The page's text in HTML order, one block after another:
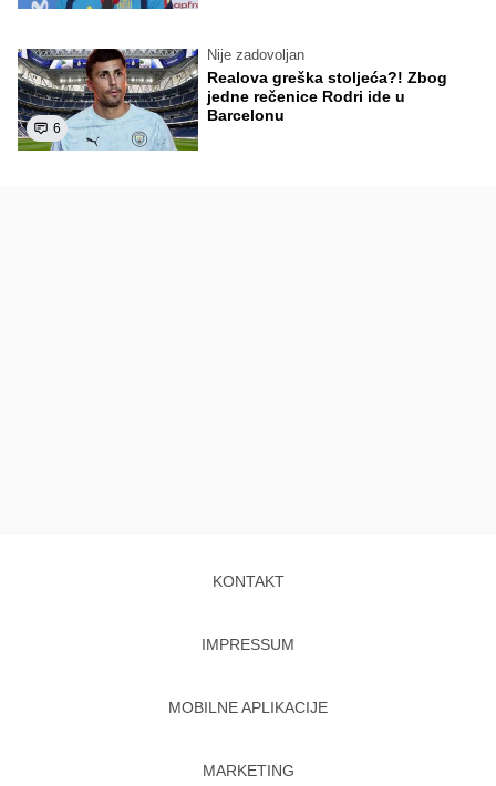
6
Nije zadovoljan
Realova greška stoljeća?! Zbog
jedne rečenice Rodri ide u
Barcelonu
KONTAKT
IMPRESSUM
MOBILNE APLIKACIJE
MARKETING